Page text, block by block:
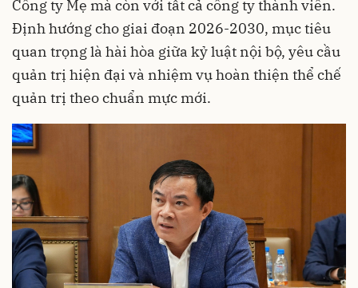
Công ty Mẹ mà còn với tất cả công ty thành viên.
Định hướng cho giai đoạn 2026-2030, mục tiêu
quan trọng là hài hòa giữa kỷ luật nội bộ, yêu cầu
quản trị hiện đại và nhiệm vụ hoàn thiện thể chế
quản trị theo chuẩn mực mới.